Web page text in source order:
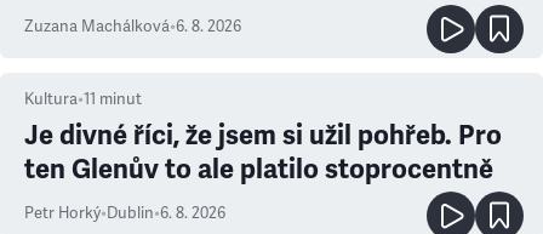
Zuzana Machálková•6. 8. 2026
Kultura•11 minut
Je divné říci, že jsem si užil pohřeb. Pro
ten Glenův to ale platilo stoprocentně
Petr Horký•Dublin•6. 8. 2026